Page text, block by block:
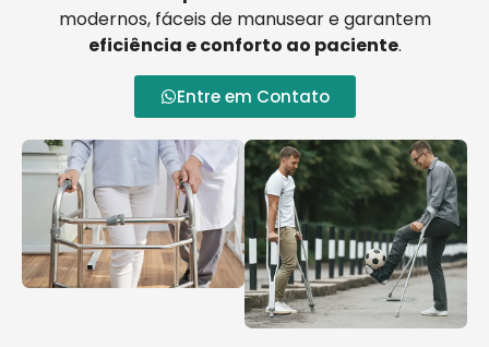
modernos, fáceis de manusear e garantem
eficiência e conforto ao paciente.
Entre em Contato